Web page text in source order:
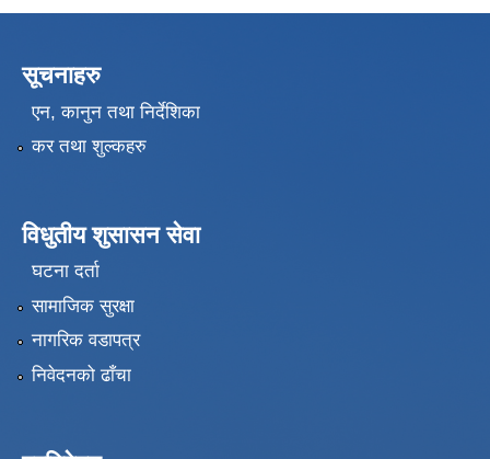
सूचनाहरु
एन, कानुन तथा निर्देशिका
कर तथा शुल्कहरु
विधुतीय शुसासन सेवा
घटना दर्ता
सामाजिक सुरक्षा
नागरिक वडापत्र
निवेदनको ढाँचा